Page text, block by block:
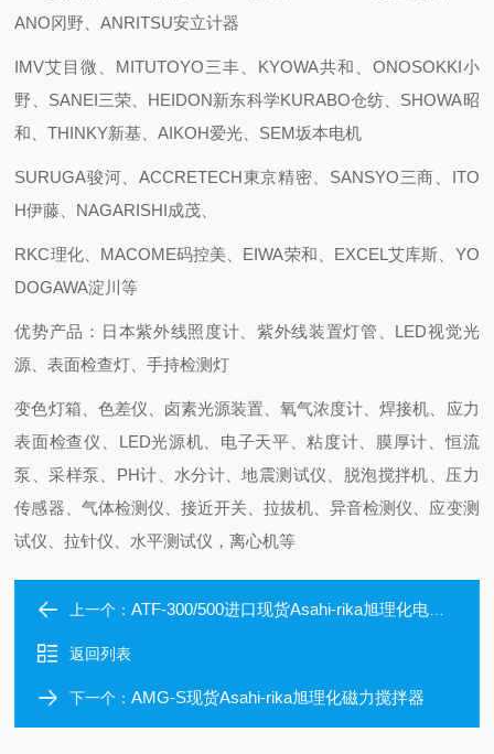
ANO冈野、ANRITSU安立计器
IMV艾目微、MITUTOYO三丰、KYOWA共和、ONOSOKKI小
野、SANEI三荣、HEIDON新东科学KURABO仓纺、SHOWA昭
和、THINKY新基、AIKOH爱光、SEM坂本电机
SURUGA骏河、ACCRETECH東京精密、SANSYO三商、ITO
H伊藤、NAGARISHI成茂、
RKC理化、MACOME码控美、EIWA荣和、EXCEL艾库斯、YO
DOGAWA淀川等
优势产品：日本紫外线照度计、紫外线装置灯管、LED视觉光
源、表面检查灯、手持检测灯
变色灯箱、色差仪、卤素光源装置、氧气浓度计、焊接机、应力
表面检查仪、LED光源机、电子天平、粘度计、膜厚计、恒流
泵、采样泵、PH计、水分计、地震测试仪、脱泡搅拌机、压力
传感器、气体检测仪、接近开关、拉拔机、异音检测仪、应变测
试仪、拉针仪、水平测试仪，离心机等
上一个：ATF-300/500进口现货Asahi-rika旭理化电热板
返回列表
下一个：AMG-S现货Asahi-rika旭理化磁力搅拌器